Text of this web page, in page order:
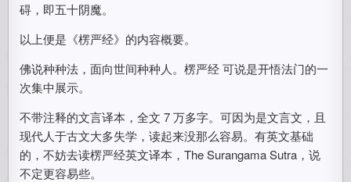
碍，即五十阴魔。
以上便是《楞严经》的内容概要。
佛说种种法，面向世间种种人。楞严经 可说是开悟法门的一
次集中展示。
不带注释的文言译本，全文 7 万多字。可因为是文言文，且
现代人于古文大多失学，读起来没那么容易。有英文基础
的，不妨去读楞严经英文译本，The Surangama Sutra，说
不定更容易些。